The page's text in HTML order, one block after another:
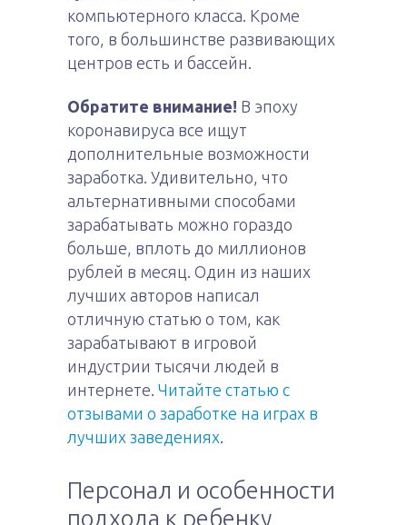
компьютерного класса. Кроме
того, в большинстве развивающих
центров есть и бассейн.
Обратите внимание! В эпоху
коронавируса все ищут
дополнительные возможности
заработка. Удивительно, что
альтернативными способами
зарабатывать можно гораздо
больше, вплоть до миллионов
рублей в месяц. Один из наших
лучших авторов написал
отличную статью о том, как
зарабатывают в игровой
индустрии тысячи людей в
интернете. Читайте статью с
отзывами о заработке на играх в
лучших заведениях.
Персонал и особенности
подхода к ребенку